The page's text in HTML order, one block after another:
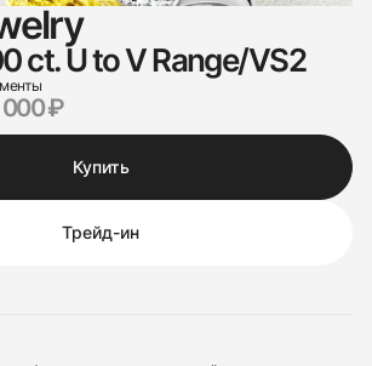
ct. U to V Range/VS2
000 ₽
Купить
Трейд-ин